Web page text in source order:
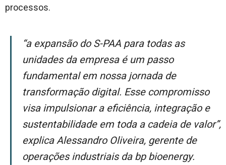
processos.
“A expansão do S-PAA para todas as
unidades da empresa é um passo
fundamental em nossa jornada de
transformação digital. Esse compromisso
visa impulsionar a eficiência, integração e
sustentabilidade em toda a cadeia de valor”,
explica Alessandro Oliveira, gerente de
operações industriais da bp bioenergy.